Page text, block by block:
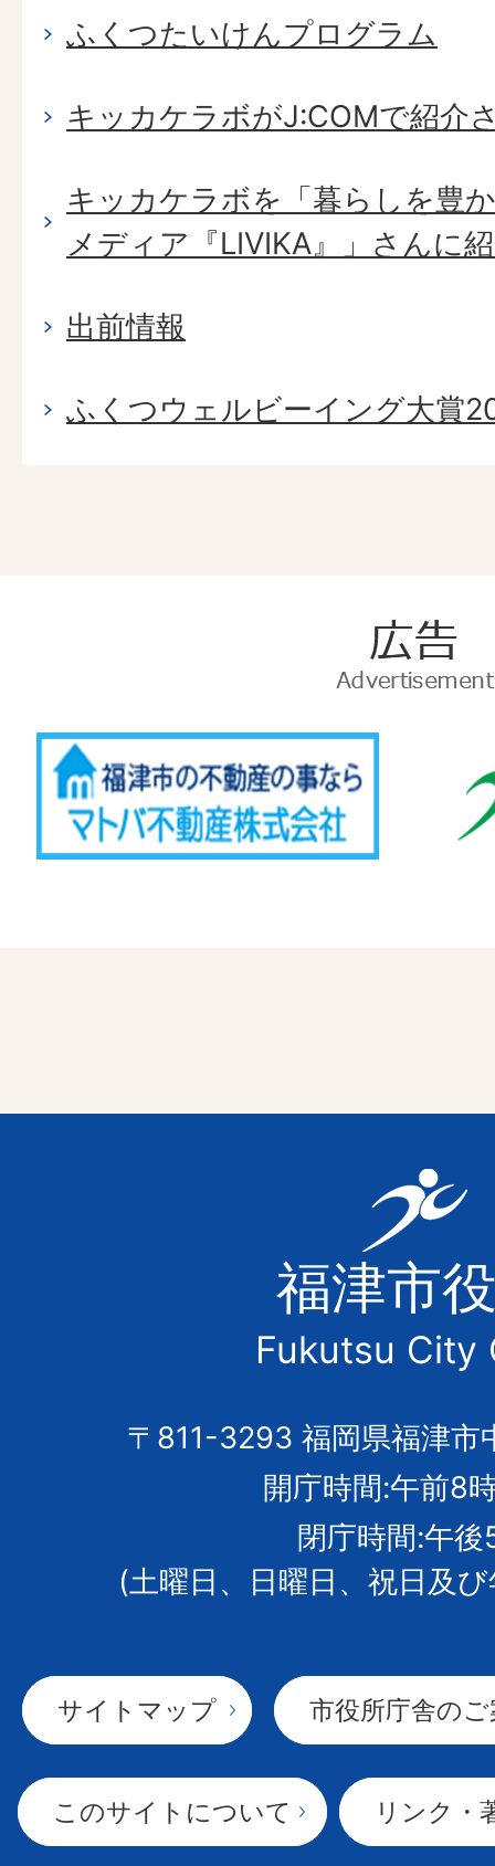
ふくつたいけんプログラム
キッカケラボがJ:COMで紹介
キッカケラボを「暮らしを豊
メディア『LIVIKA』」さんに
出前情報
ふくつウェルビーイング大賞
告
福
津
市
の
市
章
福津市
Fukutsu City
〒811-3293 福岡県福津市
開庁時間:午前8
閉庁時間:午後
(土曜日、日曜日、祝日及
サイトマップ 市役所庁舎の
このサイトについて リンク・